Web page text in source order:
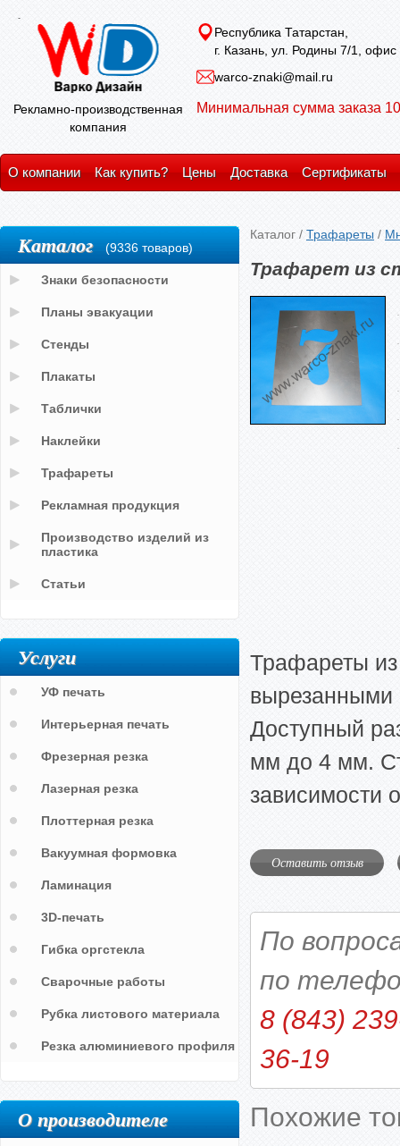
Рекламно-производственная
компания
Республика Татарстан,
г. Казань, ул. Родины 7/1, офис
warco-znaki@mail.ru
Минимальная сумма заказа
О компании Как купить? Цены Доставка Сертификаты
Каталог / Трафареты /
Трафарет из
Трафареты
вырезанными
Доступный
мм до 4 мм.
зависимости
Оставить отзыв
По
по
8 (843)
36-19
Похожие
Каталог (9336 товаров)
Знаки безопасности
Планы эвакуации
Стенды
Плакаты
Таблички
Наклейки
Трафареты
Рекламная продукция
Производство изделий из
пластика
Статьи
Услуги
УФ печать
Интерьерная печать
Фрезерная резка
Лазерная резка
Плоттерная резка
Вакуумная формовка
Ламинация
3D-печать
Гибка оргстекла
Сварочные работы
Рубка листового материала
Резка алюминиевого профиля
О производителе